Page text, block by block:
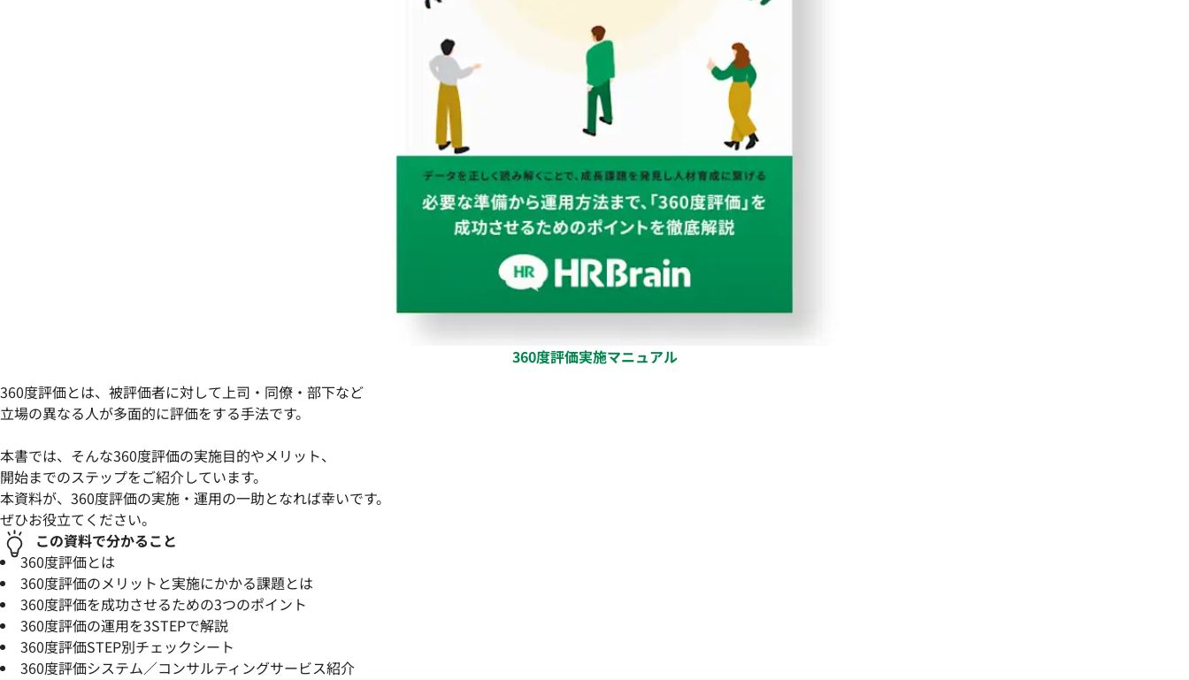
360度評価実施マニュアル
360度評価とは、被評価者に対して上司・同僚・部下など
立場の異なる人が多面的に評価をする手法です。
本書では、そんな360度評価の実施目的やメリット、
開始までのステップをご紹介しています。
本資料が、360度評価の実施・運用の一助となれば幸いです。
ぜひお役立てください。
この資料で分かること
360度評価とは
360度評価のメリットと実施にかかる課題とは
360度評価を成功させるための3つのポイント
360度評価の運用を3STEPで解説
360度評価STEP別チェックシート
360度評価システム／コンサルティングサービス紹介